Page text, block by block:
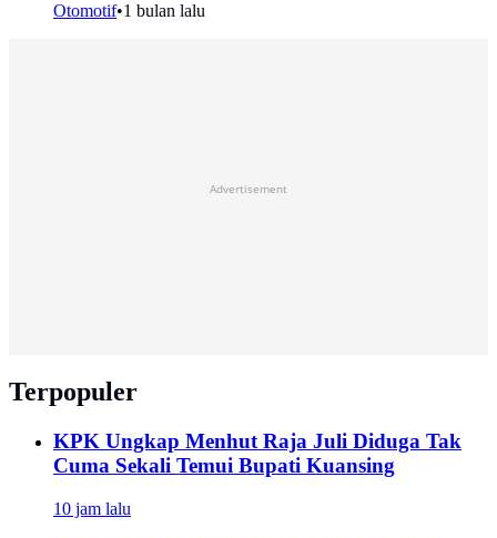
Otomotif•1 bulan lalu
Advertisement
Terpopuler
KPK Ungkap Menhut Raja Juli Diduga Tak
Cuma Sekali Temui Bupati Kuansing
10 jam lalu